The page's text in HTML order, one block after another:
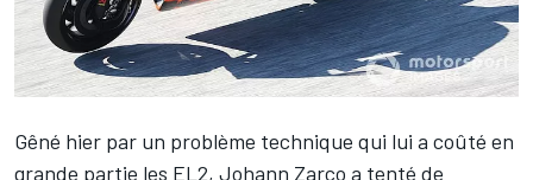
Gêné hier par un problème technique qui lui a coûté en
grande partie les EL2, Johann Zarco a tenté de